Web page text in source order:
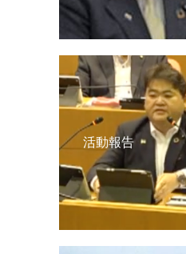
活動報告